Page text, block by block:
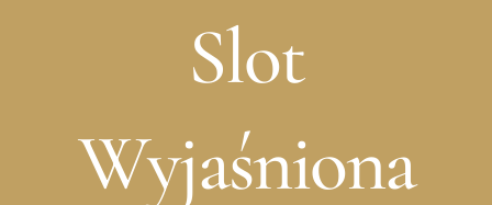
Slot
Wyjaśniona